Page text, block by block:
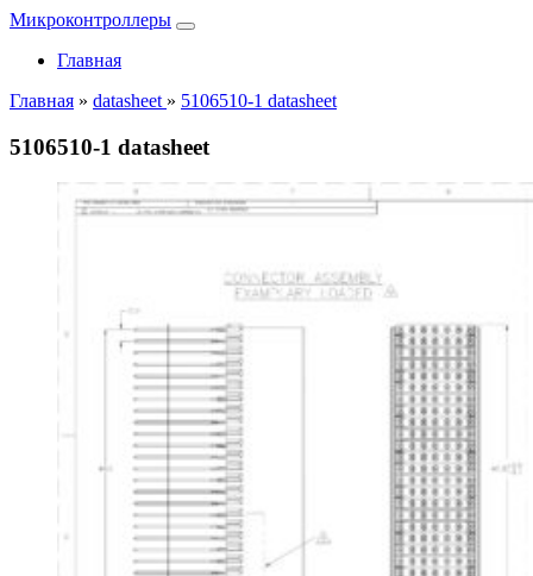
Микроконтроллеры
Главная
Главная » datasheet » 5106510-1 datasheet
5106510-1 datasheet